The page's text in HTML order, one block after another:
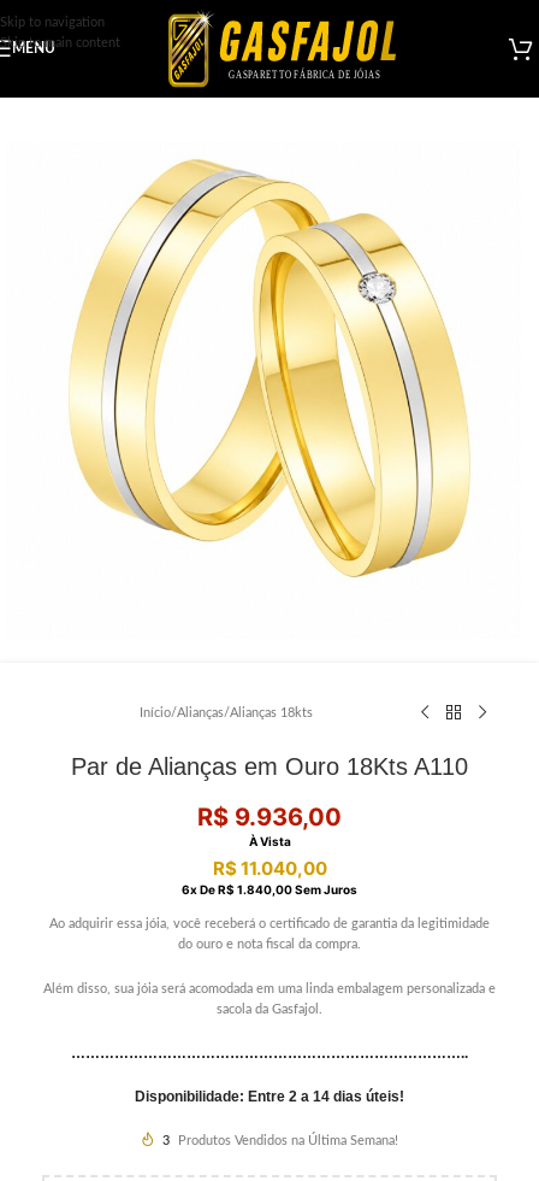
Skip to navigation
Skip to main content
MENU
Início/Alianças/Alianças 18kts
Par de Alianças em Ouro 18Kts A110
R$ 9.936,00
À Vista
R$11.040,00
6X DeR$ 1.840,00Sem Juros
Ao adquirir essa jóia, você receberá o certificado de garantia da legitimidade
do ouro e nota fiscal da compra.
Além disso, sua jóia será acomodada em uma linda embalagem personalizada e
sacola da Gasfajol.
………………………………………………………………………..
Disponibilidade: Entre 2 a 14 dias úteis!
3 Produtos Vendidos na Última Semana!